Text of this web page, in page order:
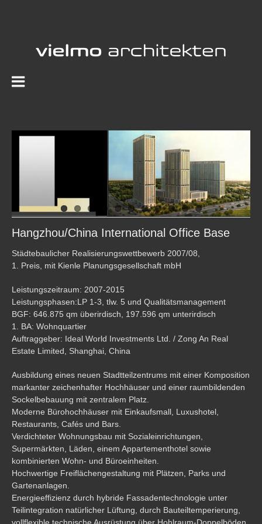
View
Hangzhou/China International Office Base
Städtebaulicher Realisierungswettbewerb 2007/08,
1. Preis, mit Kienle Planungsgesellschaft mbH
Leistungszeitraum: 2007-2015
Leistungsphasen:LP 1-3, tlw. 5 und Qualitätsmanagement
BGF: 646.875 qm überirdisch, 197.596 qm unterirdisch
1. BA: Wohnquartier
Auftraggeber: Ideal World Investments Ltd. / Zong An Real
Estate Limited, Shanghai, China
Ausbildung eines neuen Stadtteilzentrums mit einer Komposition
markanter zeichenhafter Hochhäuser und einer raumbildenden
Sockelbebauung mit zentralem Platz.
Moderne Bürohochhäuser mit Einkaufsmall, Luxushotel,
Restaurants, Cafés und Bars.
Verdichteter Wohnungsbau mit Sozialeinrichtungen,
Supermärkten, Läden, einem Appartementhotel sowie
kombinierten Wohn- und Büroeinheiten.
Hochwertige Freiflächengestaltung mit Plätzen, Parks und
Gartenanlagen.
Energieeffizienz durch hybride Fassadentechnologie unter
Teilintegration natürlicher Lüftung, durch Bauteiltemperierung,